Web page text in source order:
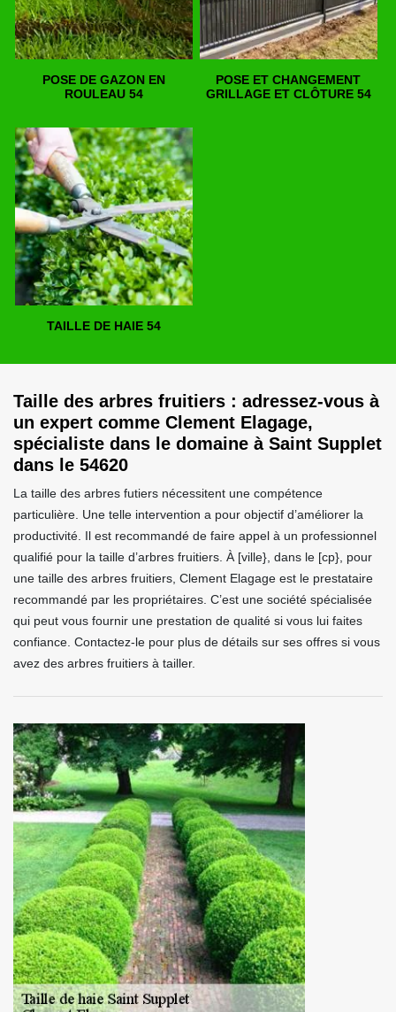
POSE DE GAZON EN
ROULEAU 54
POSE ET CHANGEMENT
GRILLAGE ET CLÔTURE 54
TAILLE DE HAIE 54
Taille des arbres fruitiers : adressez-vous à
un expert comme Clement Elagage,
spécialiste dans le domaine à Saint Supplet
dans le 54620
La taille des arbres futiers nécessitent une compétence
particulière. Une telle intervention a pour objectif d’améliorer la
productivité. Il est recommandé de faire appel à un professionnel
qualifié pour la taille d’arbres fruitiers. À [ville}, dans le [cp}, pour
une taille des arbres fruitiers, Clement Elagage est le prestataire
recommandé par les propriétaires. C’est une société spécialisée
qui peut vous fournir une prestation de qualité si vous lui faites
confiance. Contactez-le pour plus de détails sur ses offres si vous
avez des arbres fruitiers à tailler.